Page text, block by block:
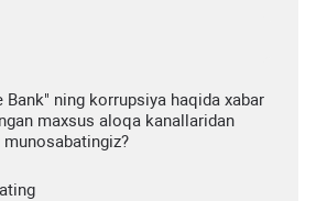
Bank" ning korrupsiya haqida xabar
maxsus aloqa kanallaridan